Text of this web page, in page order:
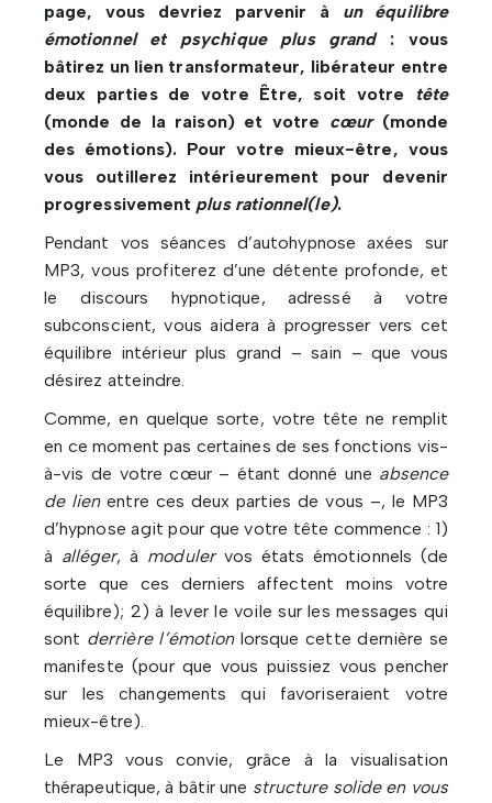
page, vous devriez parvenir à un équilibre
émotionnel et psychique plus grand: vous
bâtirez un lien transformateur, libérateur entre
deux parties de votre Être, soit votre
tête
(monde de la raison) et votre cœur(monde
des émotions). Pour votre mieux-être, vous
vous outillerez intérieurement pour devenir
progressivement plus rationnel(le).
Pendant vos séances d’autohypnose axées sur
MP3, vous profiterez d’une détente profonde, et
le discours hypnotique, adressé à votre
subconscient, vous aidera à progresser vers cet
équilibre intérieur plus grand – sain – que vous
désirez atteindre.
Comme, en quelque sorte, votre tête ne remplit
en ce moment pas certaines de ses fonctions vis-
à-vis de votre cœur – étant donné une absence
de lienentre ces deux parties de vous –, le MP3
d’hypnose agit pour que votre tête commence : 1)
à alléger, à modulervos états émotionnels (de
sorte que ces derniers affectent moins votre
équilibre); 2) à lever le voile sur les messages qui
sont derrière l’émotionlorsque cette dernière se
manifeste (pour que vous puissiez vous pencher
sur les changements qui favoriseraient votre
mieux-être).
Le MP3 vous convie, grâce à la visualisation
thérapeutique, à bâtir une structure solide en vous